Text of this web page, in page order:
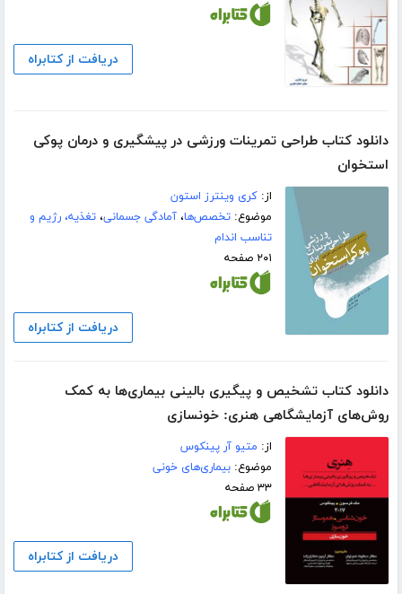
دریافت از کتابراه
دانلود کتاب طراحی تمرینات ورزشی در پیشگیری و درمان پوکی
استخوان
از:کری وینترز استون
موضوع:تخصص‌ها،آمادگی جسمانی،تغذیه، رژیم و
تناسب اندام
۲۰۱ صفحه
دریافت از کتابراه
دانلود کتاب تشخیص و پیگیری بالینی بیماری‌ها به کمک
روش‌های آزمایشگاهی هنری: خونسازی
از: متیو آر پینکوس
موضوع:بیماری‌های خونی
۳۳ صفحه
دریافت از کتابراه